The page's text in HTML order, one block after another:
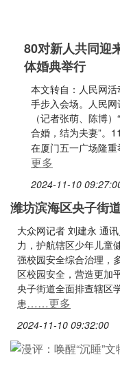
80对新人共同迎
体婚典举行
本文转自：人民网
手步入会场。人民
（记者张萌、陈博
合婚，结为夫妻”。
在厦门五一广场隆
更多
2024-11-10
潍坊滨海区央子街
大众网记者 刘建永 通
力，护航辖区少年儿童
强校园安全综合治理，
区校园安全，营造更加
央子街道全面排查辖区
患……更多
2024-11-10 09:32:00